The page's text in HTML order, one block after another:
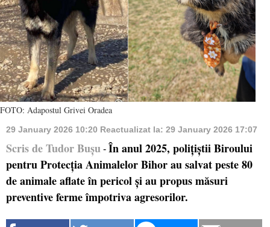
FOTO: Adapostul Grivei Oradea
29 January 2026 10:20 Reactualizat la: 29 January 2026 17:07
Scris de Tudor Bușu - În anul 2025, polițiștii Biroului
pentru Protecția Animalelor Bihor au salvat peste 80
de animale aflate în pericol și au propus măsuri
preventive ferme împotriva agresorilor.